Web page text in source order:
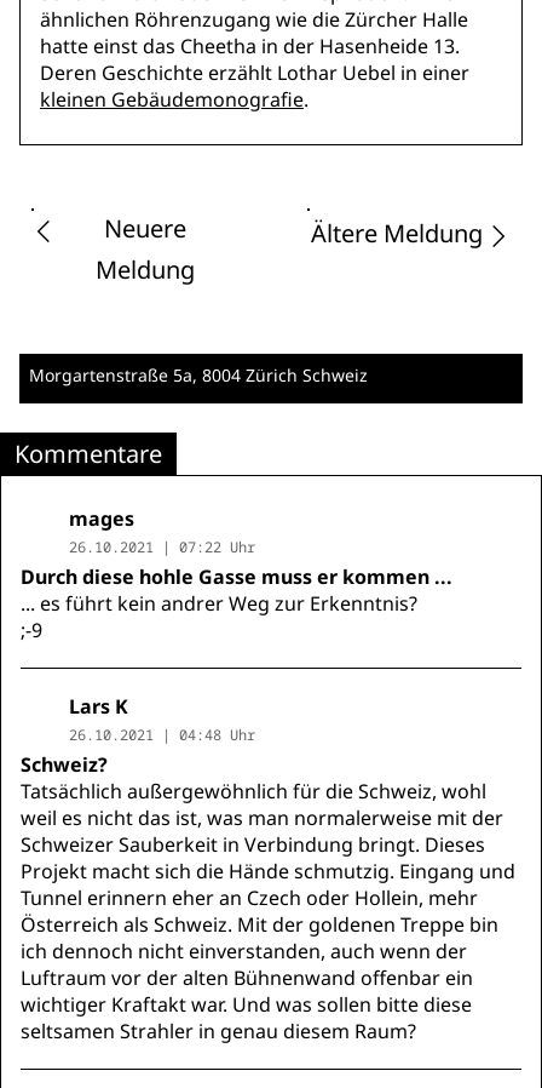
ähnlichen Röhrenzugang wie die Zürcher Halle
hatte einst das Cheetha in der Hasenheide 13.
Deren Geschichte erzählt Lothar Uebel in einer
kleinen Gebäudemonografie.
Neuere
Meldung
Ältere Meldung
Morgartenstraße 5a, 8004 Zürich Schweiz
Kommentare
mages
26.10.2021 | 07:22 Uhr
Durch diese hohle Gasse muss er kommen ...
... es führt kein andrer Weg zur Erkenntnis?
;-9
Lars K
26.10.2021 | 04:48 Uhr
Schweiz?
Tatsächlich außergewöhnlich für die Schweiz, wohl
weil es nicht das ist, was man normalerweise mit der
Schweizer Sauberkeit in Verbindung bringt. Dieses
Projekt macht sich die Hände schmutzig. Eingang und
Tunnel erinnern eher an Czech oder Hollein, mehr
Österreich als Schweiz. Mit der goldenen Treppe bin
ich dennoch nicht einverstanden, auch wenn der
Luftraum vor der alten Bühnenwand offenbar ein
wichtiger Kraftakt war. Und was sollen bitte diese
seltsamen Strahler in genau diesem Raum?